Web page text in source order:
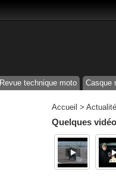
Revue technique moto Casque
Accueil >
Quelques